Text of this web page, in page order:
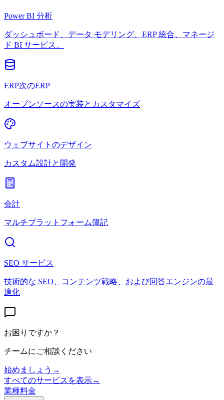
Power BI 分析
ダッシュボード、データ モデリング、ERP 統合、マネージ
ド BI サービス。
ERP次のERP
オープンソースの実装とカスタマイズ
ウェブサイトのデザイン
カスタム設計と開発
会計
マルチプラットフォーム簿記
SEO サービス
技術的な SEO、コンテンツ戦略、および回答エンジンの最
適化
お困りですか？
チームにご相談ください
始めましょう →
すべてのサービスを表示→
業種料金